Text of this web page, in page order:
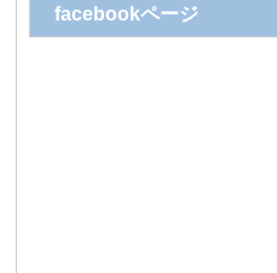
facebookページ